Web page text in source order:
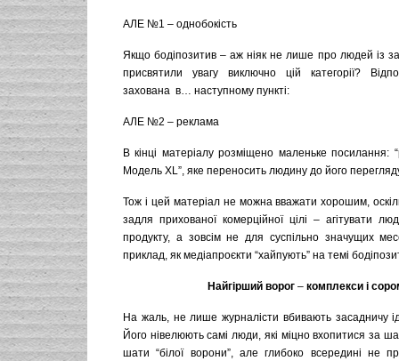
АЛЕ №1 – однобокість
Якщо бодіпозитив – аж ніяк не лише про людей із
присвятили увагу виключно цій категорії?
захована в… наступному пункті:
АЛЕ №2 – реклама
В кінці матеріалу розміщено маленьке посилання:
Модель XL”, яке переносить людину до його
Тож і цей матеріал не можна вважати хорошим,
задля прихованої комерційної цілі – агітувати
продукту, а зовсім не для суспільно значущих
приклад, як медіапроєкти “хайпують” на темі
Найгірший ворог – комплекси і
На жаль, не лише журналісти вбивають засадничу
Його нівелюють самі люди, які міцно вхопитися за
шати “білої ворони”, але глибоко всередині не